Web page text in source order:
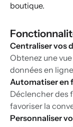
boutique.
Centraliser vos
Obtenez une
données en
Automatiser en
Déclencher des
favoriser la
Personnaliser